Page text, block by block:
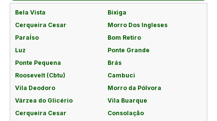
Bela Vista
Bixiga
Cerqueira Cesar
Morro Dos Ingleses
ParaÍso
Bom Retiro
Luz
Ponte Grande
Ponte Pequena
Brás
Roosevelt (Cbtu)
Cambuci
Vila Deodoro
Morro da Pólvora
Várzea do Glicério
Vila Buarque
Cerqueira Cesar
Consolação